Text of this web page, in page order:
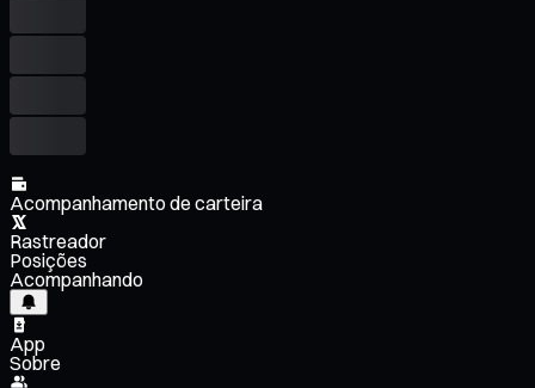
Acompanhamento de carteira
Rastreador
Posições
Acompanhando
App
Sobre